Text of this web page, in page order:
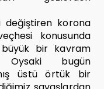
değiştiren korona
konusunda
bir kavram
Oysaki bugün
üstü örtük bir